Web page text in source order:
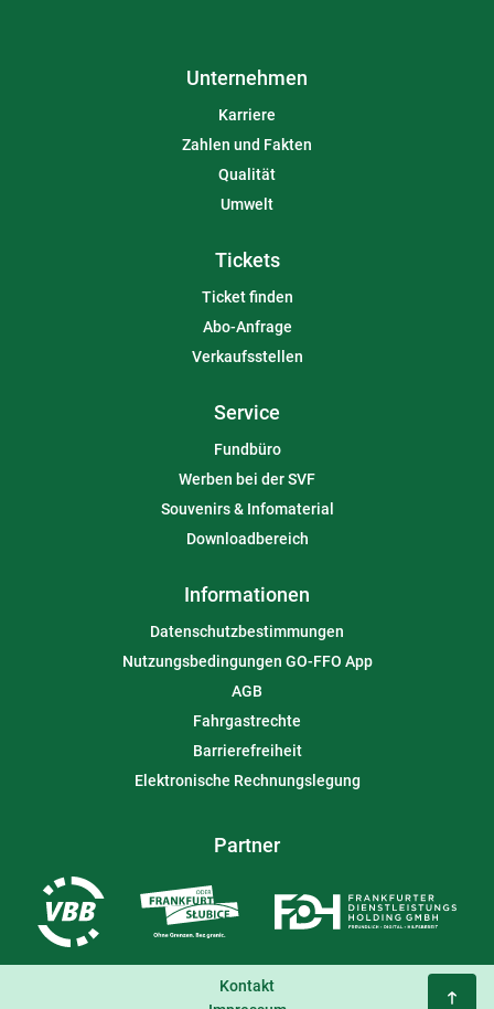
Unternehmen
Karriere
Zahlen und Fakten
Qualität
Umwelt
Tickets
Ticket finden
Abo-Anfrage
Verkaufsstellen
Service
Fundbüro
Werben bei der SVF
Souvenirs & Infomaterial
Downloadbereich
Informationen
Datenschutzbestimmungen
Nutzungsbedingungen GO-FFO App
AGB
Fahrgastrechte
Barrierefreiheit
Elektronische Rechnungslegung
Partner
Kontakt